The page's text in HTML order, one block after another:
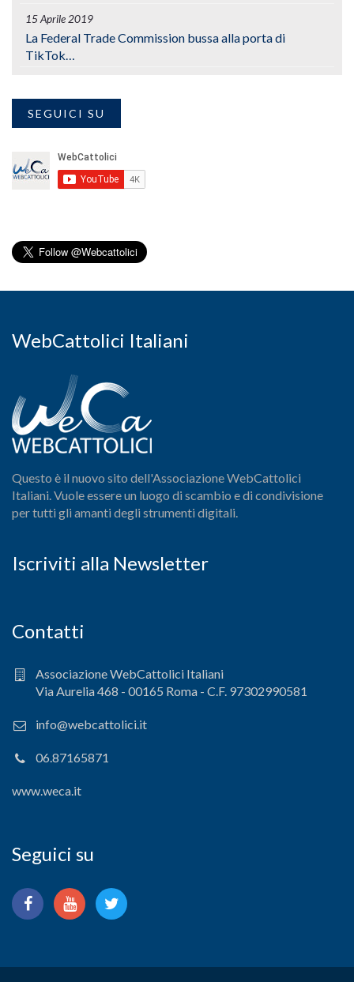
15 Aprile 2019
La Federal Trade Commission bussa alla porta di
TikTok…
SEGUICI SU
WebCattolici Italiani
Questo è il nuovo sito dell'Associazione WebCattolici
Italiani. Vuole essere un luogo di scambio e di condivisione
per tutti gli amanti degli strumenti digitali.
Iscriviti alla Newsletter
Contatti
Associazione WebCattolici Italiani
Via Aurelia 468 - 00165 Roma - C.F. 97302990581
info@webcattolici.it
06.87165871
www.weca.it
Seguici su